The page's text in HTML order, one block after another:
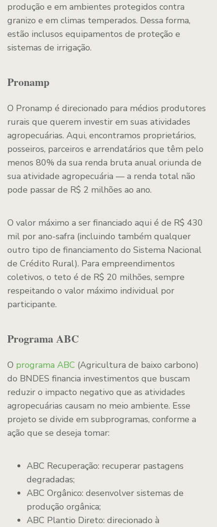
produção e em ambientes protegidos contra
granizo e em climas temperados. Dessa forma,
estão inclusos equipamentos de proteção e
sistemas de irrigação.
Pronamp
O Pronamp é direcionado para médios produtores
rurais que querem investir em suas atividades
agropecuárias. Aqui, encontramos proprietários,
posseiros, parceiros e arrendatários que têm pelo
menos 80% da sua renda bruta anual oriunda de
sua atividade agropecuária — a renda total não
pode passar de R$ 2 milhões ao ano.
O valor máximo a ser financiado aqui é de R$ 430
mil por ano-safra (incluindo também qualquer
outro tipo de financiamento do Sistema Nacional
de Crédito Rural). Para empreendimentos
coletivos, o teto é de R$ 20 milhões, sempre
respeitando o valor máximo individual por
participante.
Programa ABC
O programa ABC (Agricultura de baixo carbono)
do BNDES financia investimentos que buscam
reduzir o impacto negativo que as atividades
agropecuárias causam no meio ambiente. Esse
projeto se divide em subprogramas, conforme a
ação que se deseja tomar:
ABC Recuperação: recuperar pastagens
degradadas;
ABC Orgânico: desenvolver sistemas de
produção orgânica;
ABC Plantio Direto: direcionado à